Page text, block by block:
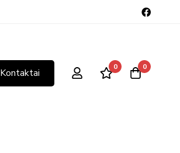
Kontaktai 0 0